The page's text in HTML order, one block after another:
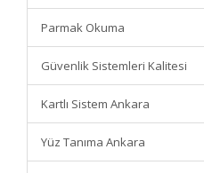
Parmak Okuma
Güvenlik Sistemleri Kalitesi
Kartlı Sistem Ankara
Yüz Tanıma Ankara